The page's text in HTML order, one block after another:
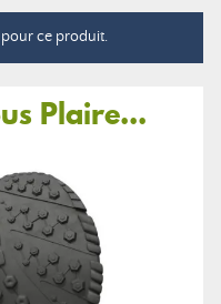
pour ce produit.
Plaire...